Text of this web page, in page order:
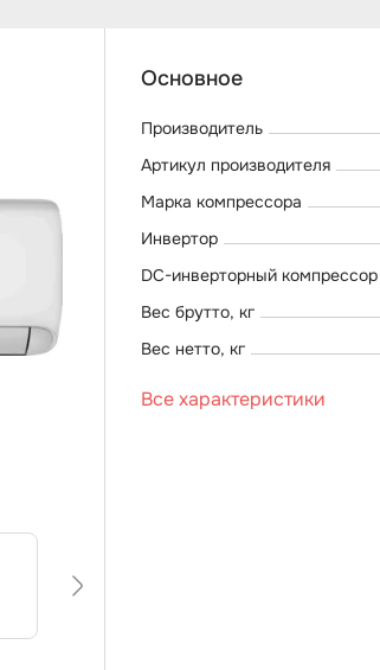
Основное
Производитель
Артикул производителя
Марка компрессора
Инвертор
DC-инверторный компрессор
Вес брутто, кг
Вес нетто, кг
Все характеристики